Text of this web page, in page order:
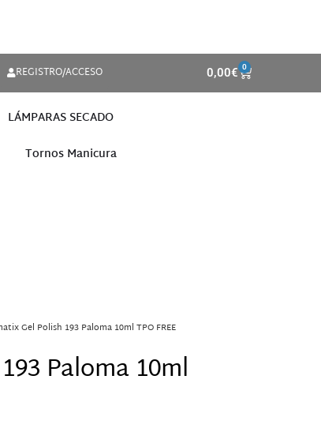
REGISTRO/ACCESO 0,00€ 0
LÁMPARAS SECADO
Tornos Manicura
Gel Polish 193 Paloma 10ml TPO FREE
Paloma 10ml